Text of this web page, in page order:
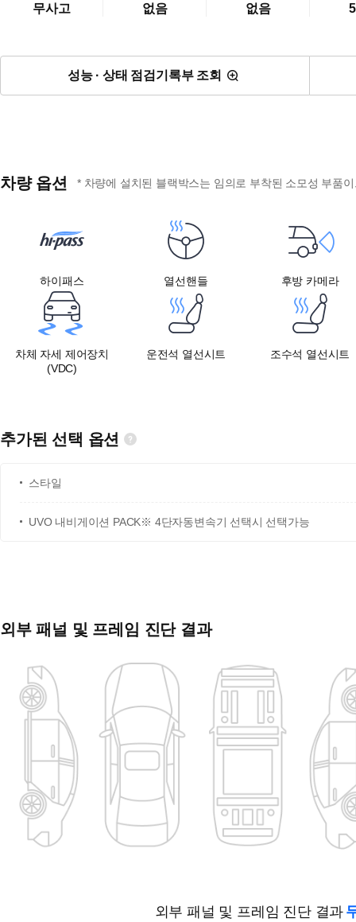
무사고 없음 없음
성능 · 상태 점검기록부 조회
차량 옵션 * 차량에 설치된 블랙박스는 임의로 부착된 소모성 부품
하이패스 열선핸들 후방 카메라
차체 자세 제어장치
(VDC)
운전석 열선시트 조수석 열선시트
추가된 선택 옵션
스타일
UVO 내비게이션 PACK※ 4단자동변속기 선택시 선택가능
외부 패널 및 프레임 진단 결과
외부 패널 및 프레임 진단 결과